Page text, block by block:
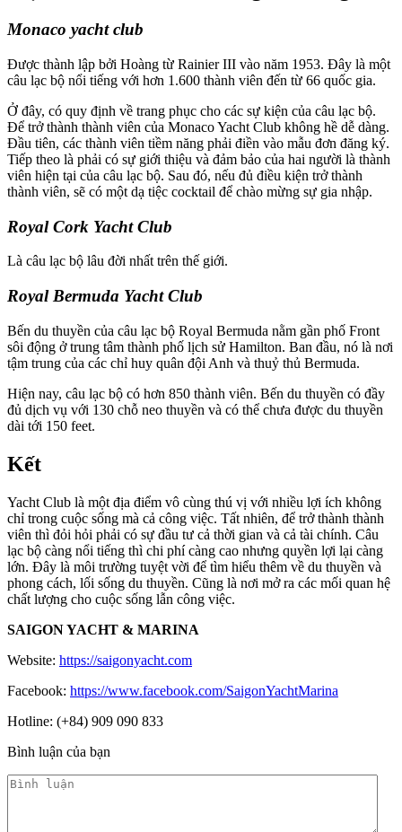
Monaco yacht club
Được thành lập bởi Hoàng từ Rainier III vào năm 1953. Đây là một
câu lạc bộ nổi tiếng với hơn 1.600 thành viên đến từ 66 quốc gia.
Ở đây, có quy định về trang phục cho các sự kiện của câu lạc bộ.
Để trở thành thành viên của Monaco Yacht Club không hề dễ dàng.
Đầu tiên, các thành viên tiềm năng phải điền vào mẫu đơn đăng ký.
Tiếp theo là phải có sự giới thiệu và đảm bảo của hai người là thành
viên hiện tại của câu lạc bộ. Sau đó, nếu đủ điều kiện trở thành
thành viên, sẽ có một dạ tiệc cocktail để chào mừng sự gia nhập.
Royal Cork Yacht Club
Là câu lạc bộ lâu đời nhất trên thế giới.
Royal Bermuda Yacht Club
Bến du thuyền của câu lạc bộ Royal Bermuda nằm gần phố Front
sôi động ở trung tâm thành phố lịch sử Hamilton. Ban đầu, nó là nơi
tậm trung của các chỉ huy quân đội Anh và thuỷ thủ Bermuda.
Hiện nay, câu lạc bộ có hơn 850 thành viên. Bến du thuyền có đầy
đủ dịch vụ với 130 chỗ neo thuyền và có thể chưa được du thuyền
dài tới 150 feet.
Kết
Yacht Club là một địa điểm vô cùng thú vị với nhiều lợi ích không
chỉ trong cuộc sống mà cả công việc. Tất nhiên, để trở thành thành
viên thì đỏi hỏi phải có sự đầu tư cả thời gian và cả tài chính. Câu
lạc bộ càng nổi tiếng thì chi phí càng cao nhưng quyền lợi lại càng
lớn. Đây là môi trường tuyệt vời để tìm hiểu thêm về du thuyền và
phong cách, lối sống du thuyền. Cũng là nơi mở ra các mối quan hệ
chất lượng cho cuộc sống lẫn công việc.
SAIGON YACHT & MARINA
Website: https://saigonyacht.com
Facebook: https://www.facebook.com/SaigonYachtMarina
Hotline: (+84) 909 090 833
Bình luận của bạn